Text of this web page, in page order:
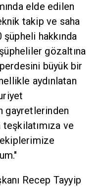
elde edilen
takip ve saha
şüpheli hakkında
gözaltına
perdesini büyük bir
aydınlatan
gayretlerinden
ve
Recep Tayyip